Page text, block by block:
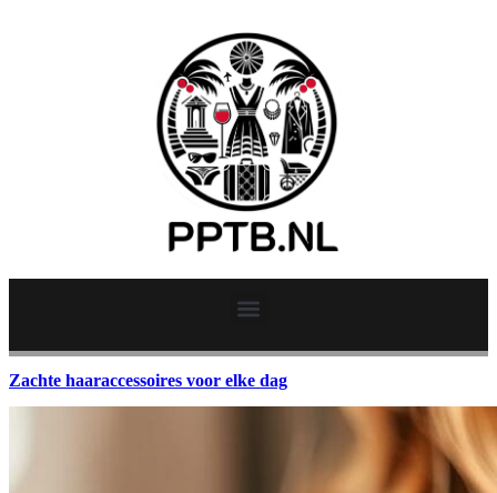
Zachte haaraccessoires voor elke dag